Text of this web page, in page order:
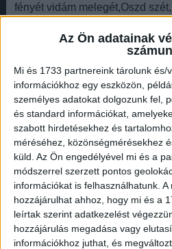
Az Ön adatainak
Mi és 1733 partnereink tárolunk és/
információkhoz egy eszközön,
személyes adatokat dolgozunk fel,
és standard információkat,
szabott hirdetésekhez és
méréséhez, közönségmérésekhez
küld. Az Ön engedélyével mi és a
módszerrel szerzett pontos
információkat is felhasználhatunk.
hozzájárulhat ahhoz, hogy mi és a
leírtak szerint adatkezelést
hozzájárulás megadása vagy
információkhoz juthat, és
fényét vidám melegét,Oszd
2018. november 07.